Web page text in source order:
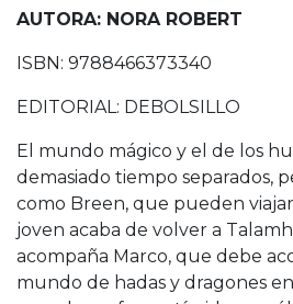
AUTORA: NORA ROBERT
ISBN: 9788466373340
EDITORIAL: DEBOLSILLO
El mundo mágico y el de los
demasiado tiempo separados,
como Breen, que pueden
joven acaba de volver a
acompaña Marco, que debe
mundo de hadas y dragones